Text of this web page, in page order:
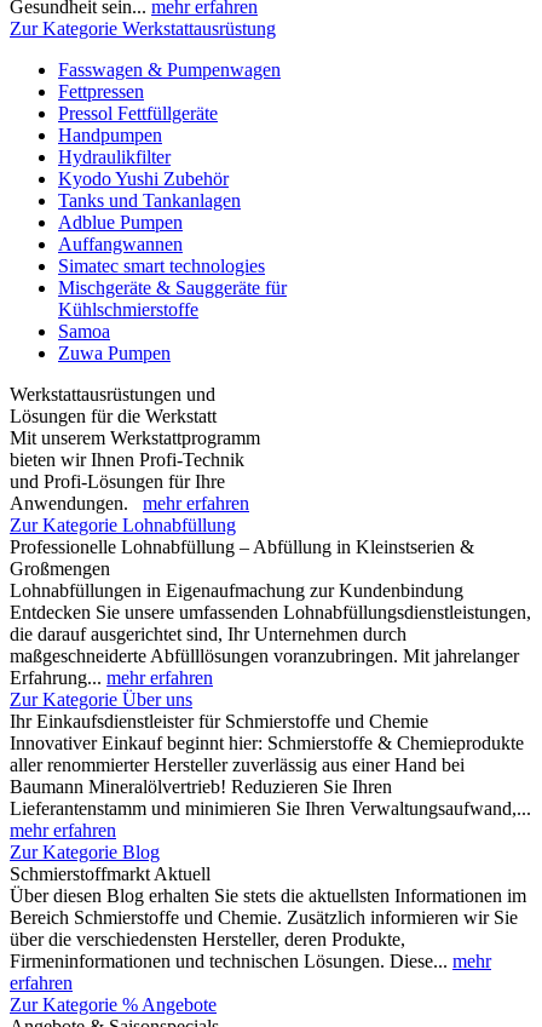
Gesundheit sein... mehr erfahren
Zur Kategorie Werkstattausrüstung
Fasswagen & Pumpenwagen
Fettpressen
Pressol Fettfüllgeräte
Handpumpen
Hydraulikfilter
Kyodo Yushi Zubehör
Tanks und Tankanlagen
Adblue Pumpen
Auffangwannen
Simatec smart technologies
Mischgeräte & Sauggeräte für
Kühlschmierstoffe
Samoa
Zuwa Pumpen
Werkstattausrüstungen und
Lösungen für die Werkstatt
Mit unserem Werkstattprogramm
bieten wir Ihnen Profi-Technik
und Profi-Lösungen für Ihre
Anwendungen. mehr erfahren
Zur Kategorie Lohnabfüllung
Professionelle Lohnabfüllung – Abfüllung in Kleinstserien &
Großmengen
Lohnabfüllungen in Eigenaufmachung zur Kundenbindung
Entdecken Sie unsere umfassenden Lohnabfüllungsdienstleistungen,
die darauf ausgerichtet sind, Ihr Unternehmen durch
maßgeschneiderte Abfülllösungen voranzubringen. Mit jahrelanger
Erfahrung... mehr erfahren
Zur Kategorie Über uns
Ihr Einkaufsdienstleister für Schmierstoffe und Chemie
Innovativer Einkauf beginnt hier: Schmierstoffe & Chemieprodukte
aller renommierter Hersteller zuverlässig aus einer Hand bei
Baumann Mineralölvertrieb! Reduzieren Sie Ihren
Lieferantenstamm und minimieren Sie Ihren Verwaltungsaufwand,...
mehr erfahren
Zur Kategorie Blog
Schmierstoffmarkt Aktuell
Über diesen Blog erhalten Sie stets die aktuellsten Informationen im
Bereich Schmierstoffe und Chemie. Zusätzlich informieren wir Sie
über die verschiedensten Hersteller, deren Produkte,
Firmeninformationen und technischen Lösungen. Diese... mehr
erfahren
Zur Kategorie % Angebote